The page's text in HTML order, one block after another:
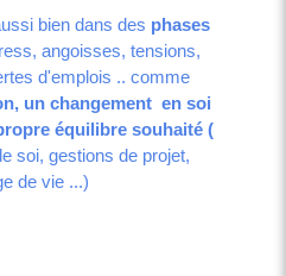
bien dans des phases
angoisses, tensions,
d'emplois .. comme
un changement en soi
équilibre souhaité (
soi, gestions de projet,
de vie ...)